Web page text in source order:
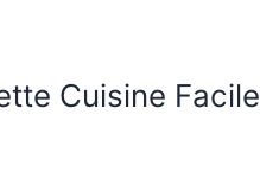
Cuisine Facile